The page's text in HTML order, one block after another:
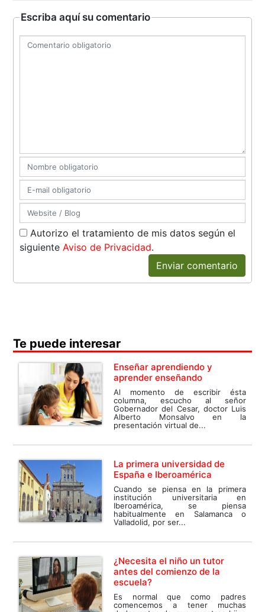
Escriba aquí su comentario
Autorizo el tratamiento de mis datos según el
siguienteAviso de Privacidad.
Enviar comentario
Te puede interesar
Enseñar aprendiendo y
aprender enseñando
Al momento de escribir ésta
columna, escucho al señor
Gobernador del Cesar, doctor Luis
Alberto Monsalvo en la
presentación virtual de...
La primera universidad de
España e Iberoamérica
Cuando se piensa en la primera
institución universitaria en
Iberoamérica, se piensa
habitualmente en Salamanca o
Valladolid, por ser...
¿Necesita el niño un tutor
antes del comienzo de la
escuela?
Es normal que como padres
comencemos a tener muchas